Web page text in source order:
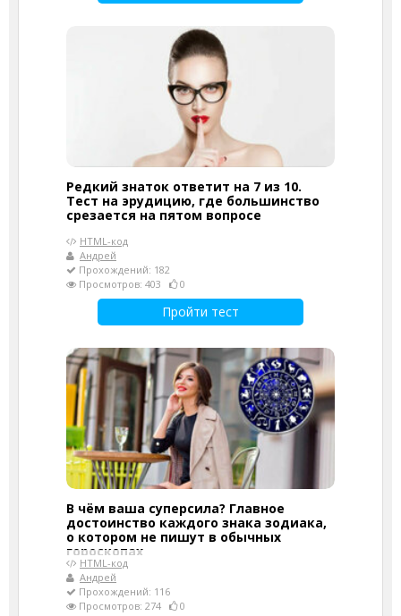
Редкий знаток ответит на 7 из 10.
Тест на эрудицию, где большинство
срезается на пятом вопросе
HTML-код
Андрей
Прохождений: 182
Просмотров: 403
0
Пройти тест
В чём ваша суперсила? Главное
достоинство каждого знака зодиака,
о котором не пишут в обычных
гороскопах
HTML-код
Андрей
Прохождений: 116
Просмотров: 274
0